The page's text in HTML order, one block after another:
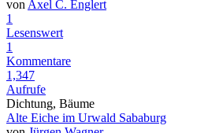
von Axel C. Englert
1
Lesenswert
1
Kommentare
1,347
Aufrufe
Dichtung, Bäume
Alte Eiche im Urwald Sababurg